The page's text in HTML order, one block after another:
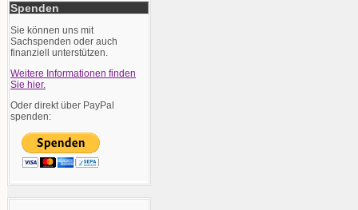
Spenden
Sie können uns mit
Sachspenden oder auch
finanziell unterstützen.
Weitere Informationen finden
Sie hier.
Oder direkt über PayPal
spenden: